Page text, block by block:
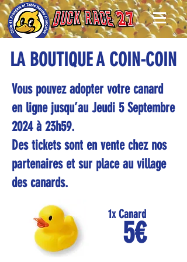
LA BOUTIQUE A COIN-COIN
Vous pouvez adopter votre canard
en ligne jusqu’au Jeudi 5 Septembre
2024 à 23h59.
Des tickets sont en vente chez nos
partenaires et sur place au village
des canards.
1x Canard
5€